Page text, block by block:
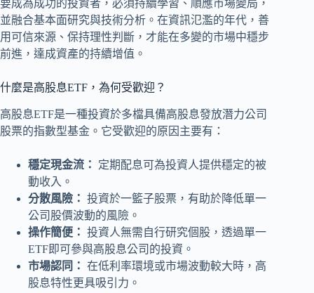
要成為成功的投資者，必須持續學習、順應市場變局，
並融合基本面研究與技術分析。在資訊氾濫的年代，善
用可信來源、保持理性判斷，才能在多變的市場中穩步
前進，達成資產的持續增值。
什麼是高股息ETF，為何受歡迎？
高股息ETF是一種投資於多檔具備高股息發放潛力公司
股票的指數型基金。它受歡迎的原因主要有：
穩定現金流：
定期配息可為投資人提供穩定的被
動收入。
分散風險： 投資於一籃子股票，有助於降低單一
公司股價波動的風險。
操作簡便： 投資人無需自行研究個股，透過單一
ETF即可參與高股息公司的投資。
市場認同： 在低利率環境或市場波動較大時，高
股息特性更具吸引力。